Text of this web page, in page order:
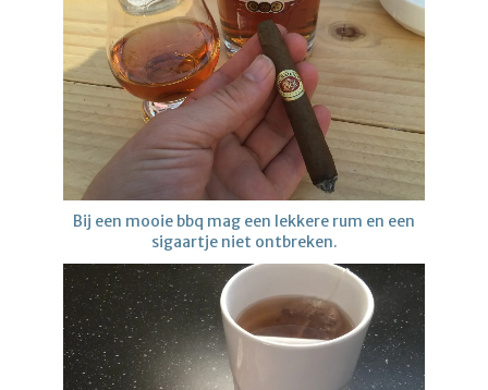
Bij een mooie bbq mag een lekkere rum en een
sigaartje niet ontbreken.